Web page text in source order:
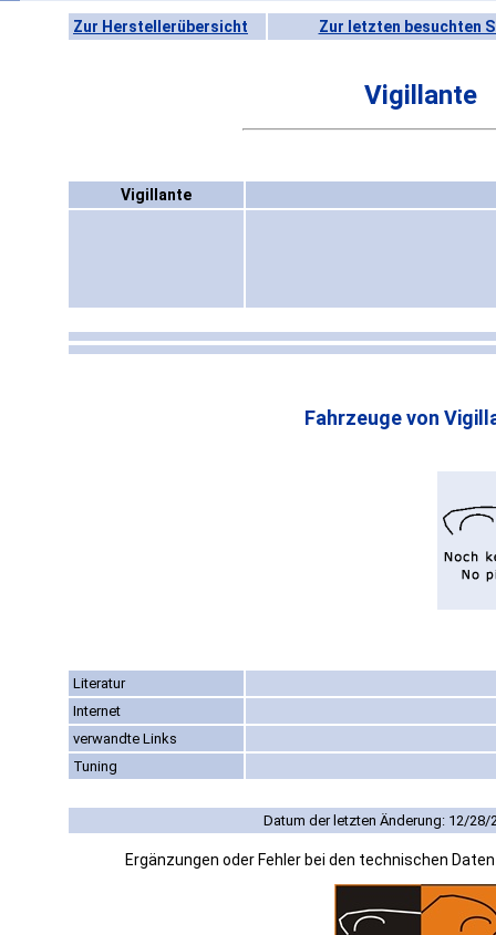
Zur Herstellerübersicht Zur letzten besuchten
Vigillante
Vigillante
Fahrzeuge von
Literatur
Internet
verwandte Links
Tuning
Datum der letzten Änderung: 12/28/
Ergänzungen oder Fehler bei den technischen